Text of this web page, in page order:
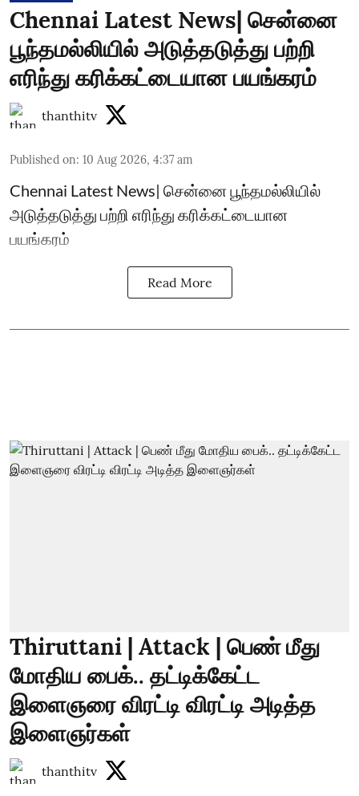
Chennai Latest News| சென்னை
பூந்தமல்லியில் அடுத்தடுத்து பற்றி
எரிந்து கரிக்கட்டையான பயங்கரம்
thanthitv
Published on: 10 Aug 2026, 4:37 am
Chennai Latest News| சென்னை பூந்தமல்லியில்
அடுத்தடுத்து பற்றி எரிந்து கரிக்கட்டையான
பயங்கரம்
Read More
Thiruttani | Attack | பெண் மீது
மோதிய பைக்.. தட்டிக்கேட்ட
இளைஞரை விரட்டி விரட்டி அடித்த
இளைஞர்கள்
thanthitv